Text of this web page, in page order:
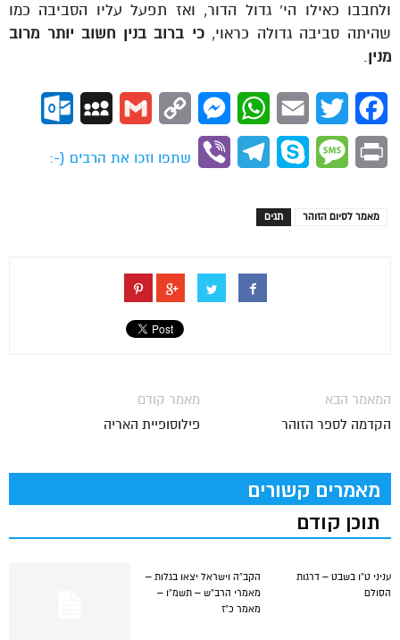
ולחבבו כאילו הי’ גדול הדור, ואז תפעל עליו הסביבה כמו
שהיתה סביבה גדולה כראוי,כי ברוב בנין חשוב יותר מרוב
מנין.
Facebook
Twitter
Email
WhatsApp
Messenger
Copy
Gmail
MySpace
Print
Message
Skype
Telegram
Viber
שתפו וזכו את הרבים (-:
תגים מאמר לסיום הזוהר
מאמר קודם
פילוסופיית האריה
המאמר הבא
הקדמה לספר הזוהר
מאמרים קשורים
תוכן קודם
הקב”ה וישראל יצאו בגלות –
מאמרי הרב”ש – תשמ”ו –
מאמר כ”ז
עניני ט”ו בשבט – דרגות
הסולם